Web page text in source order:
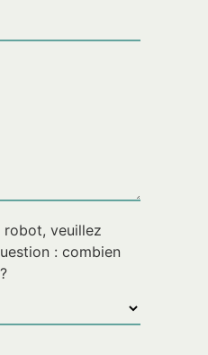
robot, veuillez
: combien